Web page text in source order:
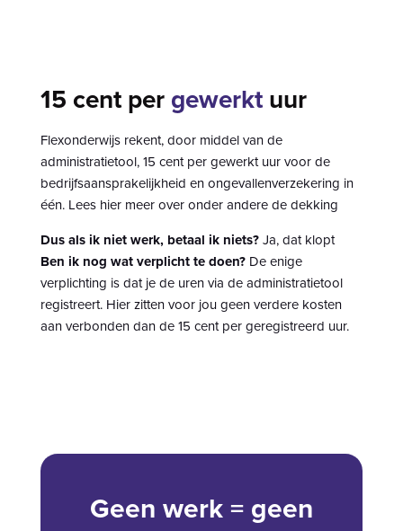
15 cent per gewerktuur
Flexonderwijs rekent, door middel van de
administratietool, 15 cent per gewerkt uur voor de
bedrijfsaansprakelijkheid en ongevallenverzekering in
één. Lees hier meer over onder andere de dekking
Dus als ik niet werk, betaal ik niets?Ja, dat klopt
Ben ik nog wat verplicht te doen?De enige
verplichting is dat je de uren via deadministratietool
registreert. Hier zitten voor jou geen verdere kosten
aan verbonden dan de 15 cent per geregistreerd uur.
Geen werk = geen